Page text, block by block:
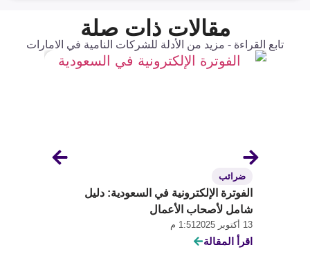
مقالات ذات صلة
تابع القراءة - مزيد من الأدلة للشركات النامية في الامارات
ضرائب
الفوترة الإلكترونية في السعودية: دليل
شامل لأصحاب الأعمال
13 أكتوبر 2025 1:51 م
اقرأ المقالة